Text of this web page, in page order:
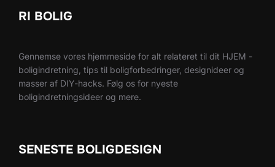
RI BOLIG
Gennemse vores hjemmeside for alt relateret til dit HJEM -
boligindretning, tips til boligforbedringer, designideer og
masser af DIY-hacks. Følg os for nyeste
boligindretningsideer og mere.
SENESTE BOLIGDESIGN